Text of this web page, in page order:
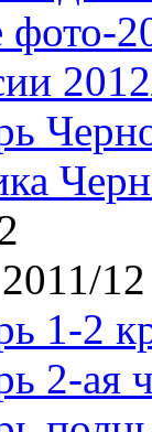
фото-
12
1-2
2-ая